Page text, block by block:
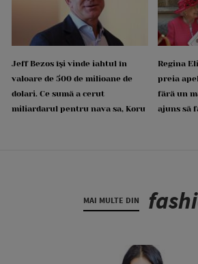
Jeff Bezos își vinde iahtul în
valoare de 500 de milioane de
dolari. Ce sumă a cerut
miliardarul pentru nava sa, Koru
Regina
preia
fără un
ajuns să
MAI MULTE DIN